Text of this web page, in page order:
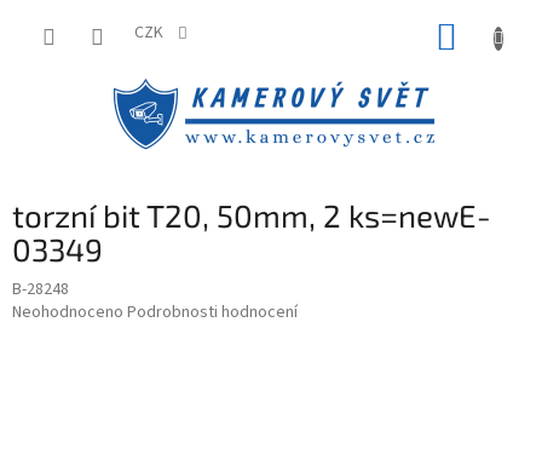
CZK
torzní bit T20, 50mm, 2 ks=newE-
03349
B-28248
Průměrné
Neohodnoceno Podrobnosti hodnocení